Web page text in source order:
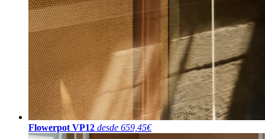
Flowerpot VP12 desde 659,45€